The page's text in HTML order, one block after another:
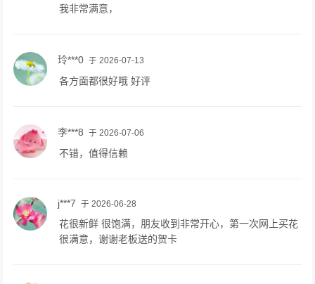
我非常满意，
玲***0 于 2026-07-13
各方面都很好哦 好评
李***8 于 2026-07-06
不错，值得信赖
j***7 于 2026-06-28
花很新鲜 很饱满，朋友收到非常开心，第一次网上买花
很满意，谢谢老板送的贺卡